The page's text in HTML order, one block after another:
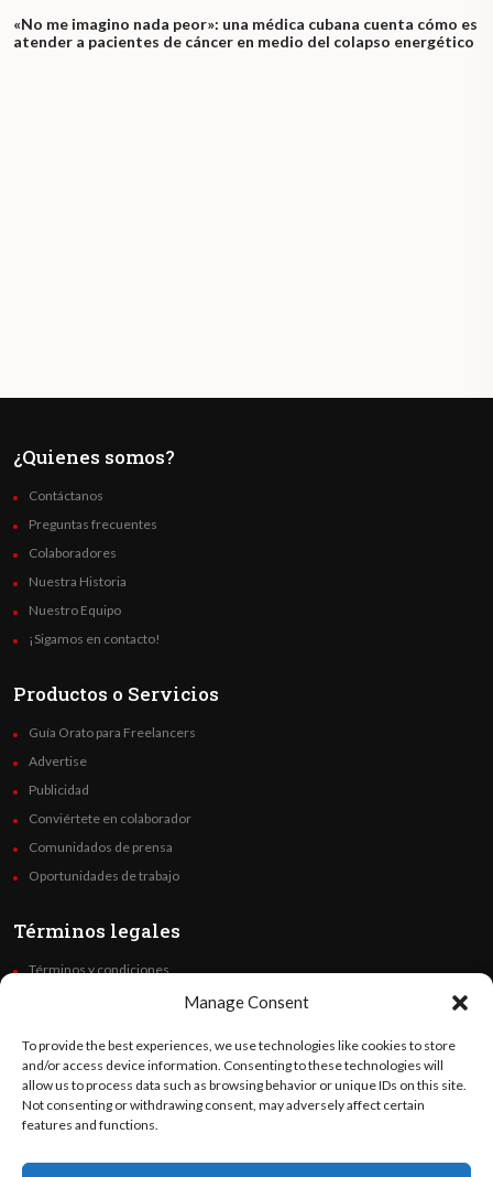
Manage Consent
To provide the best experiences, we use technologies like cookies to store
and/or access device information. Consenting to these technologies will
allow us to process data such as browsing behavior or unique IDs on this site.
Not consenting or withdrawing consent, may adversely affect certain
features and functions.
«No me imagino nada peor»: una médica cubana cuenta cómo es
atender a pacientes de cáncer en medio del colapso energético
¿Quienes somos?
Contáctanos
Preguntas frecuentes
Colaboradores
Nuestra Historia
Nuestro Equipo
¡Sigamos en contacto!
Productos o Servicios
Guía Orato para Freelancers
Advertise
Publicidad
Conviértete en colaborador
Comunidados de prensa
Oportunidades de trabajo
Términos legales
Términos y condiciones
Code of Ethics
Síguenos